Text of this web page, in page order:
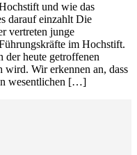
und wie das
darauf einzahlt Die
vertreten junge
im Hochstift.
der heute getroffenen
wird. Wir erkennen an, dass
wesentlichen […]